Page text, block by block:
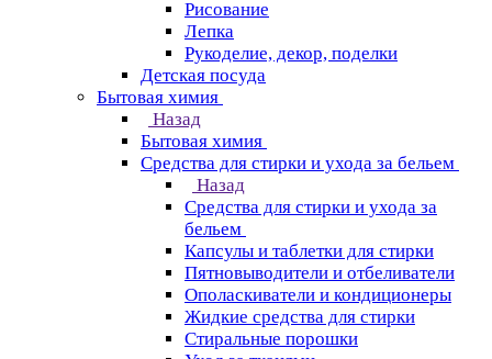
Рисование
Лепка
Рукоделие, декор, поделки
Детская посуда
Бытовая химия
Назад
Бытовая химия
Средства для стирки и ухода за бельем
Назад
Средства для стирки и ухода за
бельем
Капсулы и таблетки для стирки
Пятновыводители и отбеливатели
Ополаскиватели и кондиционеры
Жидкие средства для стирки
Стиральные порошки